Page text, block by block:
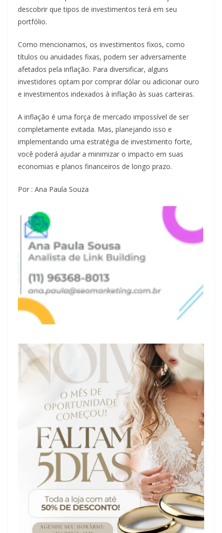
descobrir que tipos de investimentos terá em seu
portfólio.
Como mencionamos, os investimentos fixos, como
títulos ou anuidades fixas, podem ser adversamente
afetados pela inflação. Para diversificar, alguns
investidores optam por comprar dólar ou adicionar ouro
e investimentos indexados à inflação às suas carteiras.
A inflação é uma força de mercado impossível de ser
completamente evitada. Mas, planejando isso e
implementando uma estratégia de investimento forte,
você poderá ajudar a minimizar o impacto em suas
economias e planos financeiros de longo prazo.
Por : Ana Paula Souza